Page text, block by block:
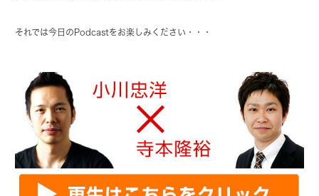
それでは今日のPodcastをお楽しみください・・・